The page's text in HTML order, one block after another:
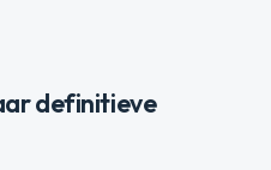
definitieve